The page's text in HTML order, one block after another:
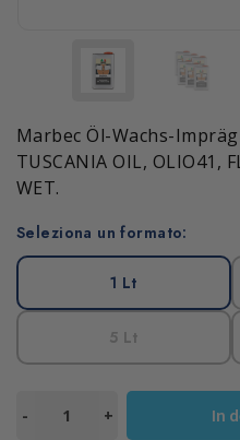
Marbec Öl-Wachs-
TUSCANIA OIL, OLIO41,
WET.
Seleziona un formato:
1 Lt
5 Lt
- + In